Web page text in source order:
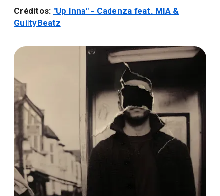
Créditos: "Up Inna" - Cadenza feat. MIA &
GuiltyBeatz